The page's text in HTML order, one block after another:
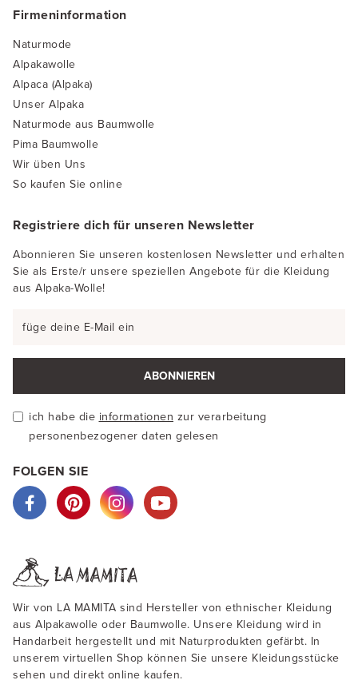
Firmeninformation
Naturmode
Alpakawolle
Alpaca (Alpaka)
Unser Alpaka
Naturmode aus Baumwolle
Pima Baumwolle
Wir üben Uns
So kaufen Sie online
Registriere dich für unseren Newsletter
Abonnieren Sie unseren kostenlosen Newsletter und erhalten
Sie als Erste/r unsere speziellen Angebote für die Kleidung
aus Alpaka-Wolle!
ABONNIEREN
ich habe die informationen zur verarbeitung
personenbezogener daten gelesen
FOLGEN SIE
Wir von LA MAMITA sind Hersteller von ethnischer Kleidung
aus Alpakawolle oder Baumwolle. Unsere Kleidung wird in
Handarbeit hergestellt und mit Naturprodukten gefärbt. In
unserem virtuellen Shop können Sie unsere Kleidungsstücke
sehen und direkt online kaufen.